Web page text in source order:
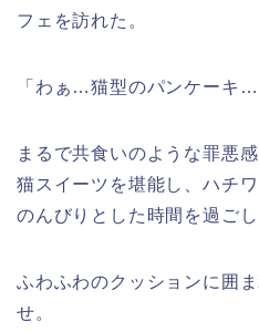
フェを訪れた。
「わぁ…猫型のパンケーキ
まるで共食いのような罪悪
猫スイーツを堪能し、ハチ
のんびりとした時間を過ごし
ふわふわのクッションに囲
せ。